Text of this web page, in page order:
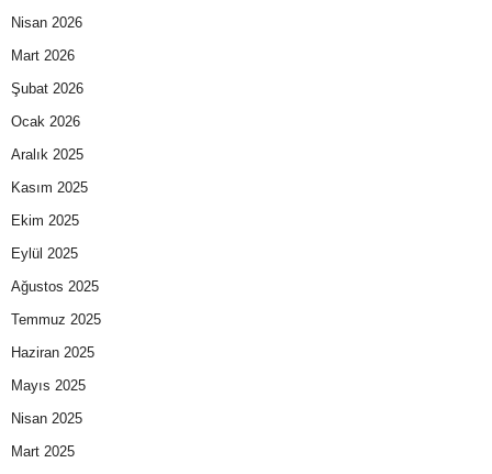
Nisan 2026
Mart 2026
Şubat 2026
Ocak 2026
Aralık 2025
Kasım 2025
Ekim 2025
Eylül 2025
Ağustos 2025
Temmuz 2025
Haziran 2025
Mayıs 2025
Nisan 2025
Mart 2025